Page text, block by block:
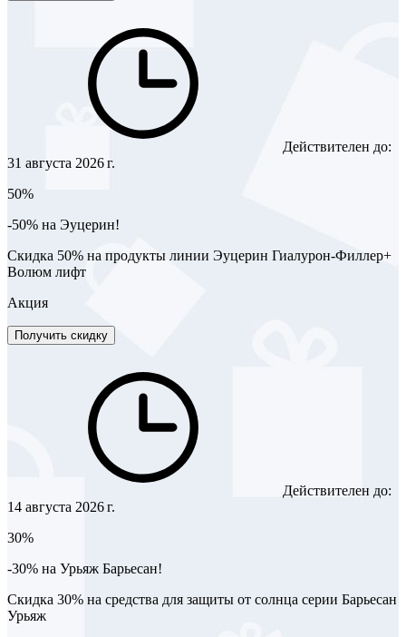
Действителен до:
31 августа 2026 г.
50%
-50% на Эуцерин!
Скидка 50% на продукты линии Эуцерин Гиалурон-Филлер+
Волюм лифт
Акция
Получить скидку
Действителен до:
14 августа 2026 г.
30%
-30% на Урьяж Барьесан!
Скидка 30% на средства для защиты от солнца серии Барьесан
Урьяж